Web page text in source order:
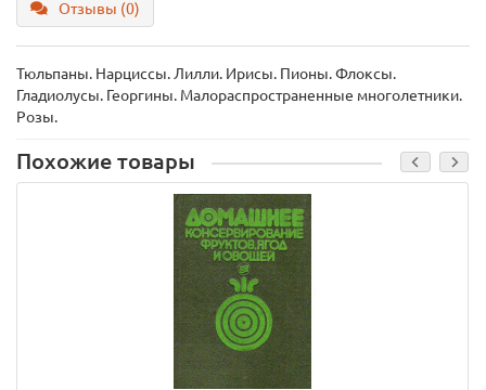
Отзывы (0)
Тюльпаны. Нарциссы. Лилли. Ирисы. Пионы. Флоксы.
Гладиолусы. Георгины. Малораспространенные многолетники.
Розы.
Похожие товары